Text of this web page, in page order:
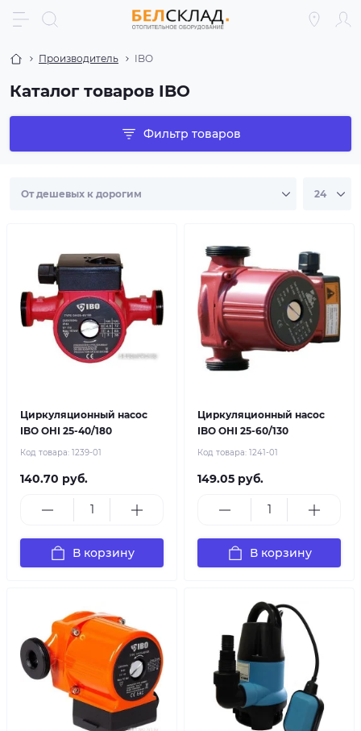
Производитель IBO
Каталог товаров IBO
Фильтр товаров
Циркуляционный насос
IBO OHI 25-40/180
Код товара: 1239-01
140.70 руб.
В корзину
Циркуляционный насос
IBO OHI 25-60/130
Код товара: 1241-01
149.05 руб.
В корзину